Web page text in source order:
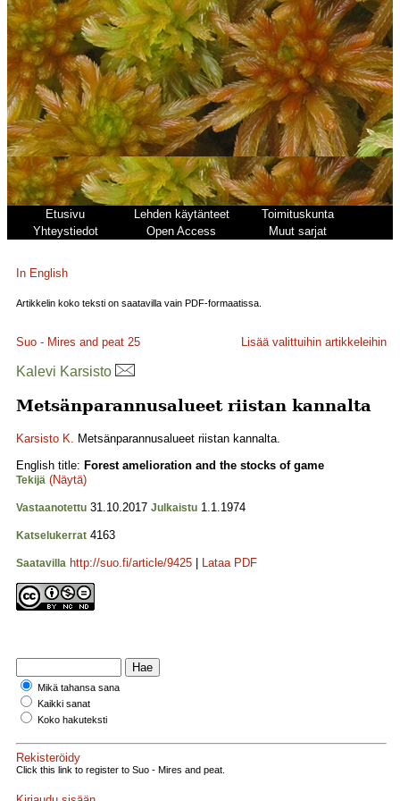
Etusivu Lehden käytänteet
Toimituskunta
Yhteystiedot
Open Access Muut sarjat
In English
Artikkelin koko teksti on saatavilla vain PDF-formaatissa.
Suo - Mires and peat 25 Lisää valittuihin artikkeleihin
Kalevi Karsisto
Metsänparannusalueet riistan kannalta
Karsisto K. Metsänparannusalueet riistan kannalta.
English title: Forest amelioration and the stocks of game
Tekijä (Näytä)
Vastaanotettu 31.10.2017 Julkaistu 1.1.1974
Katselukerrat 4163
Saatavilla http://suo.fi/article/9425 Lataa PDF
Mikä tahansa sana
Kaikki sanat
Koko hakuteksti
Rekisteröidy
Click this link to register to Suo - Mires and peat.